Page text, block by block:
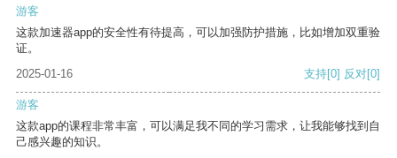
游客
这款加速器app的安全性有待提高，可以加强防护措施，比如增加双重验
证。
2025-01-16
支持[0] 反对[0]
游客
这款app的课程非常丰富，可以满足我不同的学习需求，让我能够找到自
己感兴趣的知识。